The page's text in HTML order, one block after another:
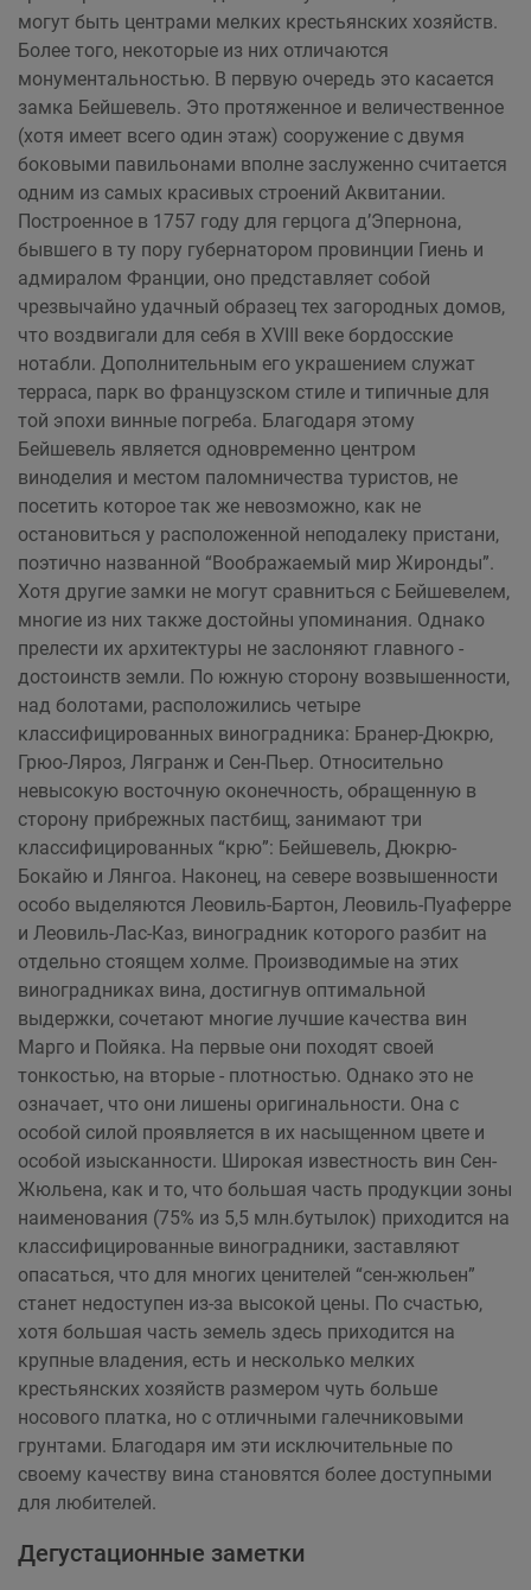
могут быть центрами мелких крестьянских хозяйств.
Более того, некоторые из них отличаются
монументальностью. В первую очередь это касается
замка Бейшевель. Это протяженное и величественное
(хотя имеет всего один этаж) сооружение с двумя
боковыми павильонами вполне заслуженно считается
одним из самых красивых строений Аквитании.
Построенное в 1757 году для герцога д’Эпернона,
бывшего в ту пору губернатором провинции Гиень и
адмиралом Франции, оно представляет собой
чрезвычайно удачный образец тех загородных домов,
что воздвигали для себя в XVIII веке бордосские
нотабли. Дополнительным его украшением служат
терраса, парк во французском стиле и типичные для
той эпохи винные погреба. Благодаря этому
Бейшевель является одновременно центром
виноделия и местом паломничества туристов, не
посетить которое так же невозможно, как не
остановиться у расположенной неподалеку пристани,
поэтично названной “Воображаемый мир Жиронды”.
Хотя другие замки не могут сравниться с Бейшевелем,
многие из них также достойны упоминания. Однако
прелести их архитектуры не заслоняют главного -
достоинств земли. По южную сторону возвышенности,
над болотами, расположились четыре
классифицированных виноградника: Бранер-Дюкрю,
Грюо-Ляроз, Лягранж и Сен-Пьер. Относительно
невысокую восточную оконечность, обращенную в
сторону прибрежных пастбищ, занимают три
классифицированных “крю”: Бейшевель, Дюкрю-
Бокайю и Лянгоа. Наконец, на севере возвышенности
особо выделяются Леовиль-Бартон, Леовиль-Пуаферре
и Леовиль-Лас-Каз, виноградник которого разбит на
отдельно стоящем холме. Производимые на этих
виноградниках вина, достигнув оптимальной
выдержки, сочетают многие лучшие качества вин
Марго и Пойяка. На первые они походят своей
тонкостью, на вторые - плотностью. Однако это не
означает, что они лишены оригинальности. Она с
особой силой проявляется в их насыщенном цвете и
особой изысканности. Широкая известность вин Сен-
Жюльена, как и то, что большая часть продукции зоны
наименования (75% из 5,5 млн.бутылок) приходится на
классифицированные виноградники, заставляют
опасаться, что для многих ценителей “сен-жюльен”
станет недоступен из-за высокой цены. По счастью,
хотя большая часть земель здесь приходится на
крупные владения, есть и несколько мелких
крестьянских хозяйств размером чуть больше
носового платка, но с отличными галечниковыми
грунтами. Благодаря им эти исключительные по
своему качеству вина становятся более доступными
для любителей.
Дегустационные заметки